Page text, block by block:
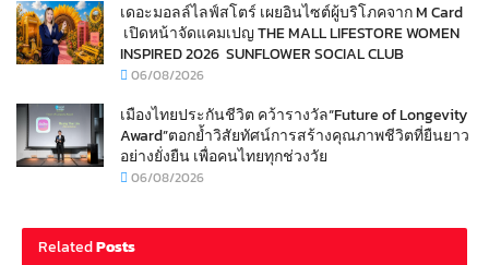
เดอะมอลล์ไลฟ์สโตร์ เผยอินไซต์ผู้บริโภคจาก M Card
เปิดหน้าจัดแคมเปญ THE MALL LIFESTORE WOMEN
INSPIRED 2026 SUNFLOWER SOCIAL CLUB
06/08/2026
เมืองไทยประกันชีวิต คว้ารางวัล“Future of Longevity
Award”ตอกย้ำวิสัยทัศน์การสร้างคุณภาพชีวิตที่ยืนยาว
อย่างยั่งยืน เพื่อคนไทยทุกช่วงวัย
06/08/2026
RelatedPosts